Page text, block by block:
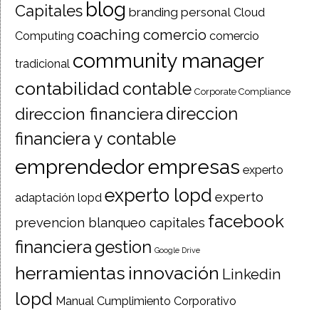
Capitales blog branding personal Cloud
Computing coaching comercio comercio
tradicional community manager
contabilidad contable Corporate Compliance
direccion financiera direccion
financiera y contable
emprendedorempresas experto
adaptación lopd experto lopd experto
prevencion blanqueo capitales facebook
financiera gestion Google Drive
herramientas innovación Linkedin
lopd Manual Cumplimiento Corporativo